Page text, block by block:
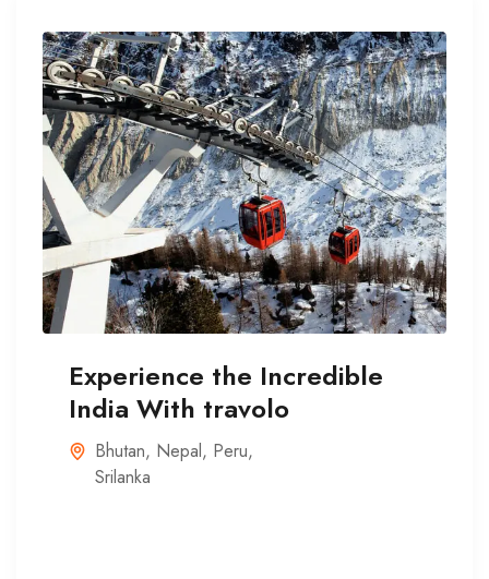
Experience the Incredible
India With travolo
Bhutan, Nepal, Peru,
Srilanka